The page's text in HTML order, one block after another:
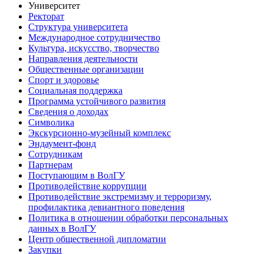
Университет
Ректорат
Структура университета
Международное сотрудничество
Культура, искусство, творчество
Направления деятельности
Общественные организации
Спорт и здоровье
Социальная поддержка
Программа устойчивого развития
Сведения о доходах
Символика
Экскурсионно-музейный комплекс
Эндаумент-фонд
Сотрудникам
Партнерам
Поступающим в ВолГУ
Противодействие коррупции
Противодействие экстремизму и терроризму,
профилактика девиантного поведения
Политика в отношении обработки персональных
данных в ВолГУ
Центр общественной дипломатии
Закупки